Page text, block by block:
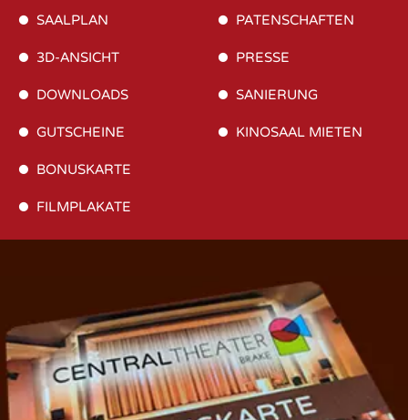
SAALPLAN
3D-ANSICHT
DOWNLOADS
GUTSCHEINE
BONUSKARTE
FILMPLAKATE
PATENSCHAFTEN
PRESSE
SANIERUNG
KINOSAAL MIETEN